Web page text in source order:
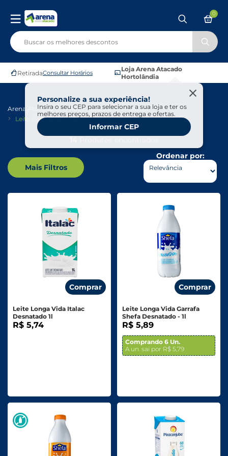
RetiradaConsultar Horários
Loja Arena Atacado
Hortolândia
Personalize a sua experiência!
Insira o seu CEP para selecionar a sua loja e ter os
melhores preços, prazos de entrega e ofertas.
Informar CEP
0
Arena Atacado Frios E Laticínios
Leites
Leite Desnatado E Semi
Mais Filtros
Ordenar por:
Comprar
Leite Longa Vida Italac
Desnatado 1l
R$ 5,74
Comprar
Leite Longa Vida Garrafa
Shefa Desnatado - 1l
R$ 5,89
Comprando 6 Un.
A un. sai por R$ 5,79